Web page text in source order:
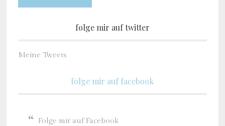
folge mir auf twitter
Meine Tweets
folge mir auf facebook
Folge mir auf Facebook